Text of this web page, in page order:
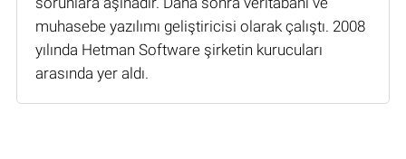
muhasebe yazılımı geliştiricisi olarak çalıştı. 2008
yılında Hetman Software şirketin kurucuları
arasında yer aldı.